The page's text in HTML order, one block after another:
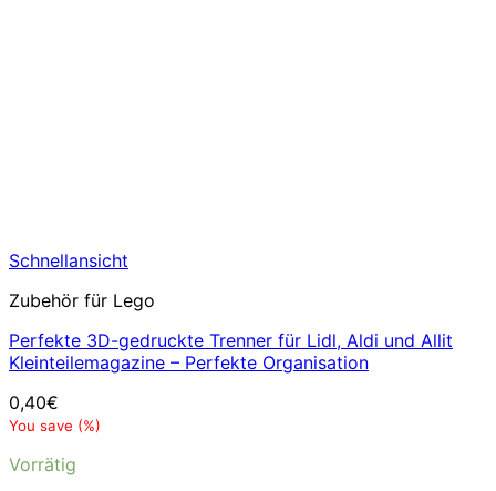
Schnellansicht
Zubehör für Lego
Perfekte 3D-gedruckte Trenner für Lidl, Aldi und Allit
Kleinteilemagazine – Perfekte Organisation
0,40€
You save (%)
Vorrätig